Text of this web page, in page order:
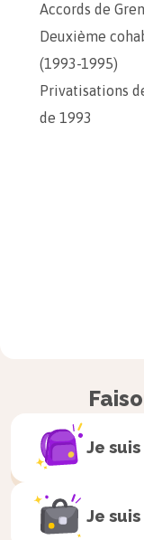
Accords de
Deuxième
(1993-1995)
Privatisations
de 1993
Je suis
Je suis